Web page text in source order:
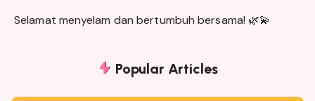
Selamat menyelam dan bertumbuh bersama! 🌿💫
Popular Articles